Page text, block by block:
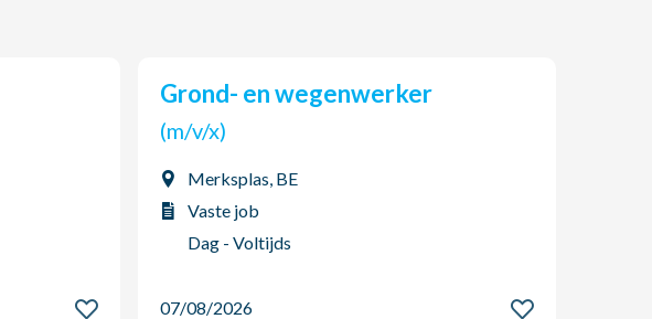
Grond- en wegenwerker
(m/v/x)
Merksplas, BE
Vaste job
Dag - Voltijds
07/08/2026